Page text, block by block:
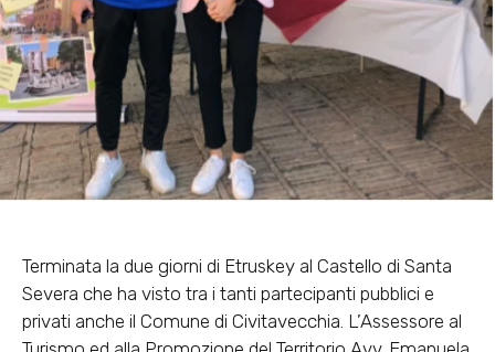
Terminata la due giorni di Etruskey al Castello di Santa
Severa che ha visto tra i tanti partecipanti pubblici e
privati anche il Comune di Civitavecchia. L’Assessore al